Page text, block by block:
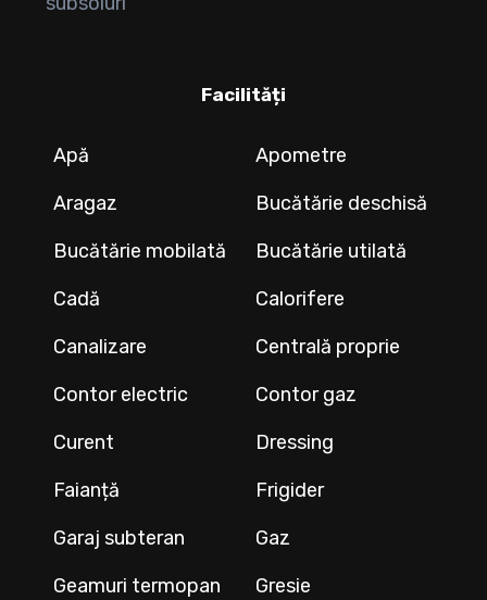
Facilități
Apă
Apometre
Aragaz
Bucătărie deschisă
Bucătărie mobilată
Bucătărie utilată
Cadă
Calorifere
Canalizare
Centrală proprie
Contor electric
Contor gaz
Curent
Dressing
Faianță
Frigider
Garaj subteran
Gaz
Geamuri termopan
Gresie